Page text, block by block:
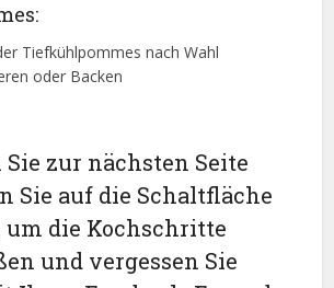
Tiefkühlpommes nach Wahl
oder Backen
zur nächsten Seite
Sie auf die Schaltfläche
um die Kochschritte
und vergessen Sie